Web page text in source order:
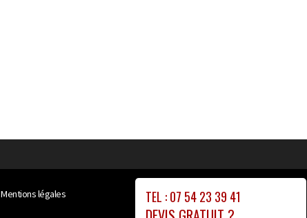
TEL : 07 54 23 39 41
Mentions légales